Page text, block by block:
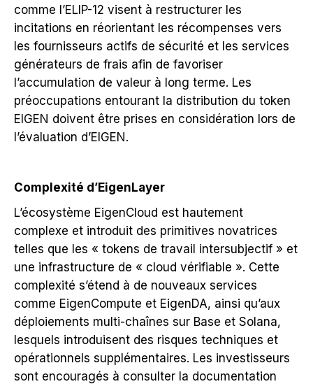
comme l’ELIP-12 visent à restructurer les
incitations en réorientant les récompenses vers
les fournisseurs actifs de sécurité et les services
générateurs de frais afin de favoriser
l’accumulation de valeur à long terme. Les
préoccupations entourant la distribution du token
EIGEN doivent être prises en considération lors de
l’évaluation d’EIGEN.
Complexité d’EigenLayer
L’écosystème EigenCloud est hautement
complexe et introduit des primitives novatrices
telles que les « tokens de travail intersubjectif » et
une infrastructure de « cloud vérifiable ». Cette
complexité s’étend à de nouveaux services
comme EigenCompute et EigenDA, ainsi qu’aux
déploiements multi-chaînes sur Base et Solana,
lesquels introduisent des risques techniques et
opérationnels supplémentaires. Les investisseurs
sont encouragés à consulter la documentation